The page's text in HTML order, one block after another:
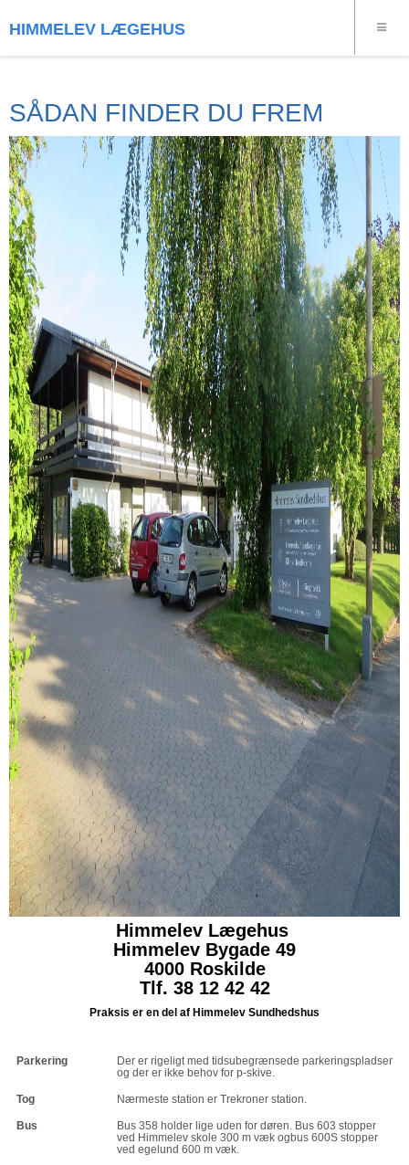
HIMMELEV LÆGEHUS
SÅDAN FINDER DU FREM
Himmelev Lægehus
Himmelev Bygade 49
4000 Roskilde
Tlf. 38 12 42 42
Praksis er en del af Himmelev Sundhedshus
Parkering
Der er rigeligt med tidsubegrænsede parkeringspladser
og der er ikke behov for p-skive.
Tog Nærmeste station er Trekroner station.
Bus
Bus 358 holder lige uden for døren. Bus 603 stopper
ved Himmelev skole 300 m væk ogbus 600S stopper
ved egelund 600 m væk.